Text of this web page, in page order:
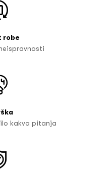
robe
kakva pitanja